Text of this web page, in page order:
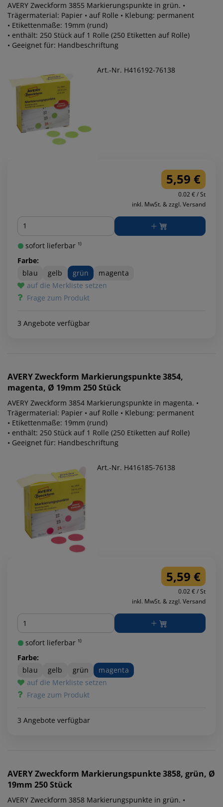
AVERY Zweckform 3855 Markierungspunkte in grün. •
Trägermaterial: Papier • auf Rolle • Klebung: permanent
• Etikettenmaße: 19mm (rund)
• enthält: 250 Stück auf 1 Rolle (250 Etiketten auf Rolle)
• Geeignet für: Handbeschriftung
Art.-Nr. H416192-76138
5,59 €
0.02 € / St
inkl. MwSt. & zzgl. Versand
Menge
sofort lieferbar ¹⁾
Farbe:
blau
gelb grün
magenta
auf die Merkliste setzen
Frage zum Produkt
3 Angebote verfügbar
AVERY Zweckform Markierungspunkte 3854,
magenta, Ø 19mm 250 Stück
AVERY Zweckform 3854 Markierungspunkte in magenta. •
Trägermaterial: Papier • auf Rolle • Klebung: permanent
• Etikettenmaße: 19mm (rund)
• enthält: 250 Stück auf 1 Rolle (250 Etiketten auf Rolle)
• Geeignet für: Handbeschriftung
Art.-Nr. H416185-76138
5,59 €
0.02 € / St
inkl. MwSt. & zzgl. Versand
Menge
sofort lieferbar ¹⁾
Farbe:
blau
gelb grün
magenta
auf die Merkliste setzen
Frage zum Produkt
3 Angebote verfügbar
AVERY Zweckform Markierungspunkte 3858, grün, Ø
19mm 250 Stück
AVERY Zweckform 3858 Markierungspunkte in grün. •